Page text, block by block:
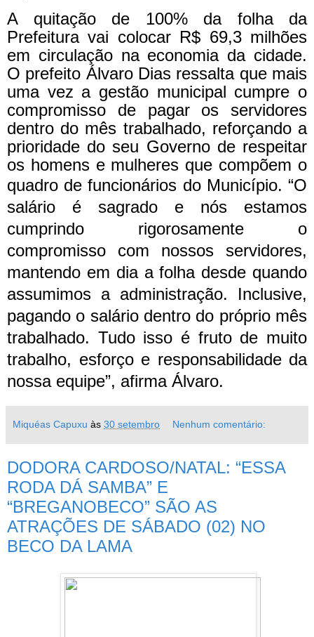
A quitação de 100% da folha da
Prefeitura vai colocar R$ 69,3 milhões
em circulação na economia da cidade.
O prefeito Álvaro Dias ressalta que mais
uma vez a gestão municipal cumpre o
compromisso de pagar os servidores
dentro do mês trabalhado, reforçando a
prioridade do seu Governo de respeitar
os homens e mulheres que compõem o
quadro de funcionários do Município. “O
salário é sagrado e nós estamos
cumprindo rigorosamente o
compromisso com nossos servidores,
mantendo em dia a folha desde quando
assumimos a administração. Inclusive,
pagando o salário dentro do próprio mês
trabalhado. Tudo isso é fruto de muito
trabalho, esforço e responsabilidade da
nossa equipe”, afirma Álvaro.
Miquéas Capuxu às 30 setembro Nenhum comentário:
DODORA CARDOSO/NATAL: “ESSA
RODA DÁ SAMBA” E
“BREGANOBECO” SÃO AS
ATRAÇÕES DE SÁBADO (02) NO
BECO DA LAMA